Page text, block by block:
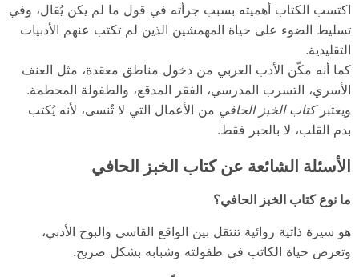
اكتسب الكتاب أهميته بسبب جرأته في قول ما لم يكن يُقال، وفي
تسليط الضوء على حياة المهمشين الذين لم تكتب عنهم الأدبيات
التقليدية.
كما أنه مكّن الأدب العربي من دخول مناطق معقدة، مثل العنف
الأسري، التسرب المدرسي، الفقر المدقع، والطفولة المحطمة.
ويعتبركتاب الخبز الحافي من الأعمال التي لا تُنسى، لأنه يُكتب
بدم القلب، لا بالحبر فقط.
الأسئلة الشائعة عن كتاب الخبز الحافي
ما نوع كتاب الخبز الحافي؟
هو سيرة ذاتية روائية تنتقل بين الواقع القاسي والبوح الأدبي،
وتعرض حياة الكاتب في طفولته وشبابه بشكل صريح.